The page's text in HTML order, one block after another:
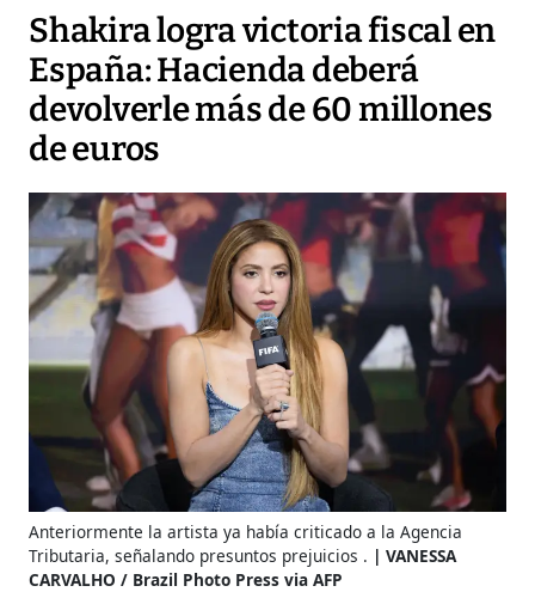
Shakira logra victoria fiscal en
España: Hacienda deberá
devolverle más de 60 millones
de euros
Anteriormente la artista ya había criticado a la Agencia
Tributaria, señalando presuntos prejuicios .
VANESSA
CARVALHO / Brazil Photo Press via AFP